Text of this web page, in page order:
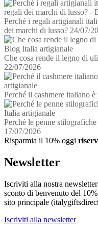
Perché i regali artigianali
dei marchi di lusso? 24/07/
Che cosa rende il legno di
22/07/2026
Perché il cashmere italiano
Perché le penne
17/07/2026
Risparmia il 10% oggi
Newsletter
Iscriviti alla nostra
sconto di benvenuto del
sito principale
Iscriviti alla newsletter